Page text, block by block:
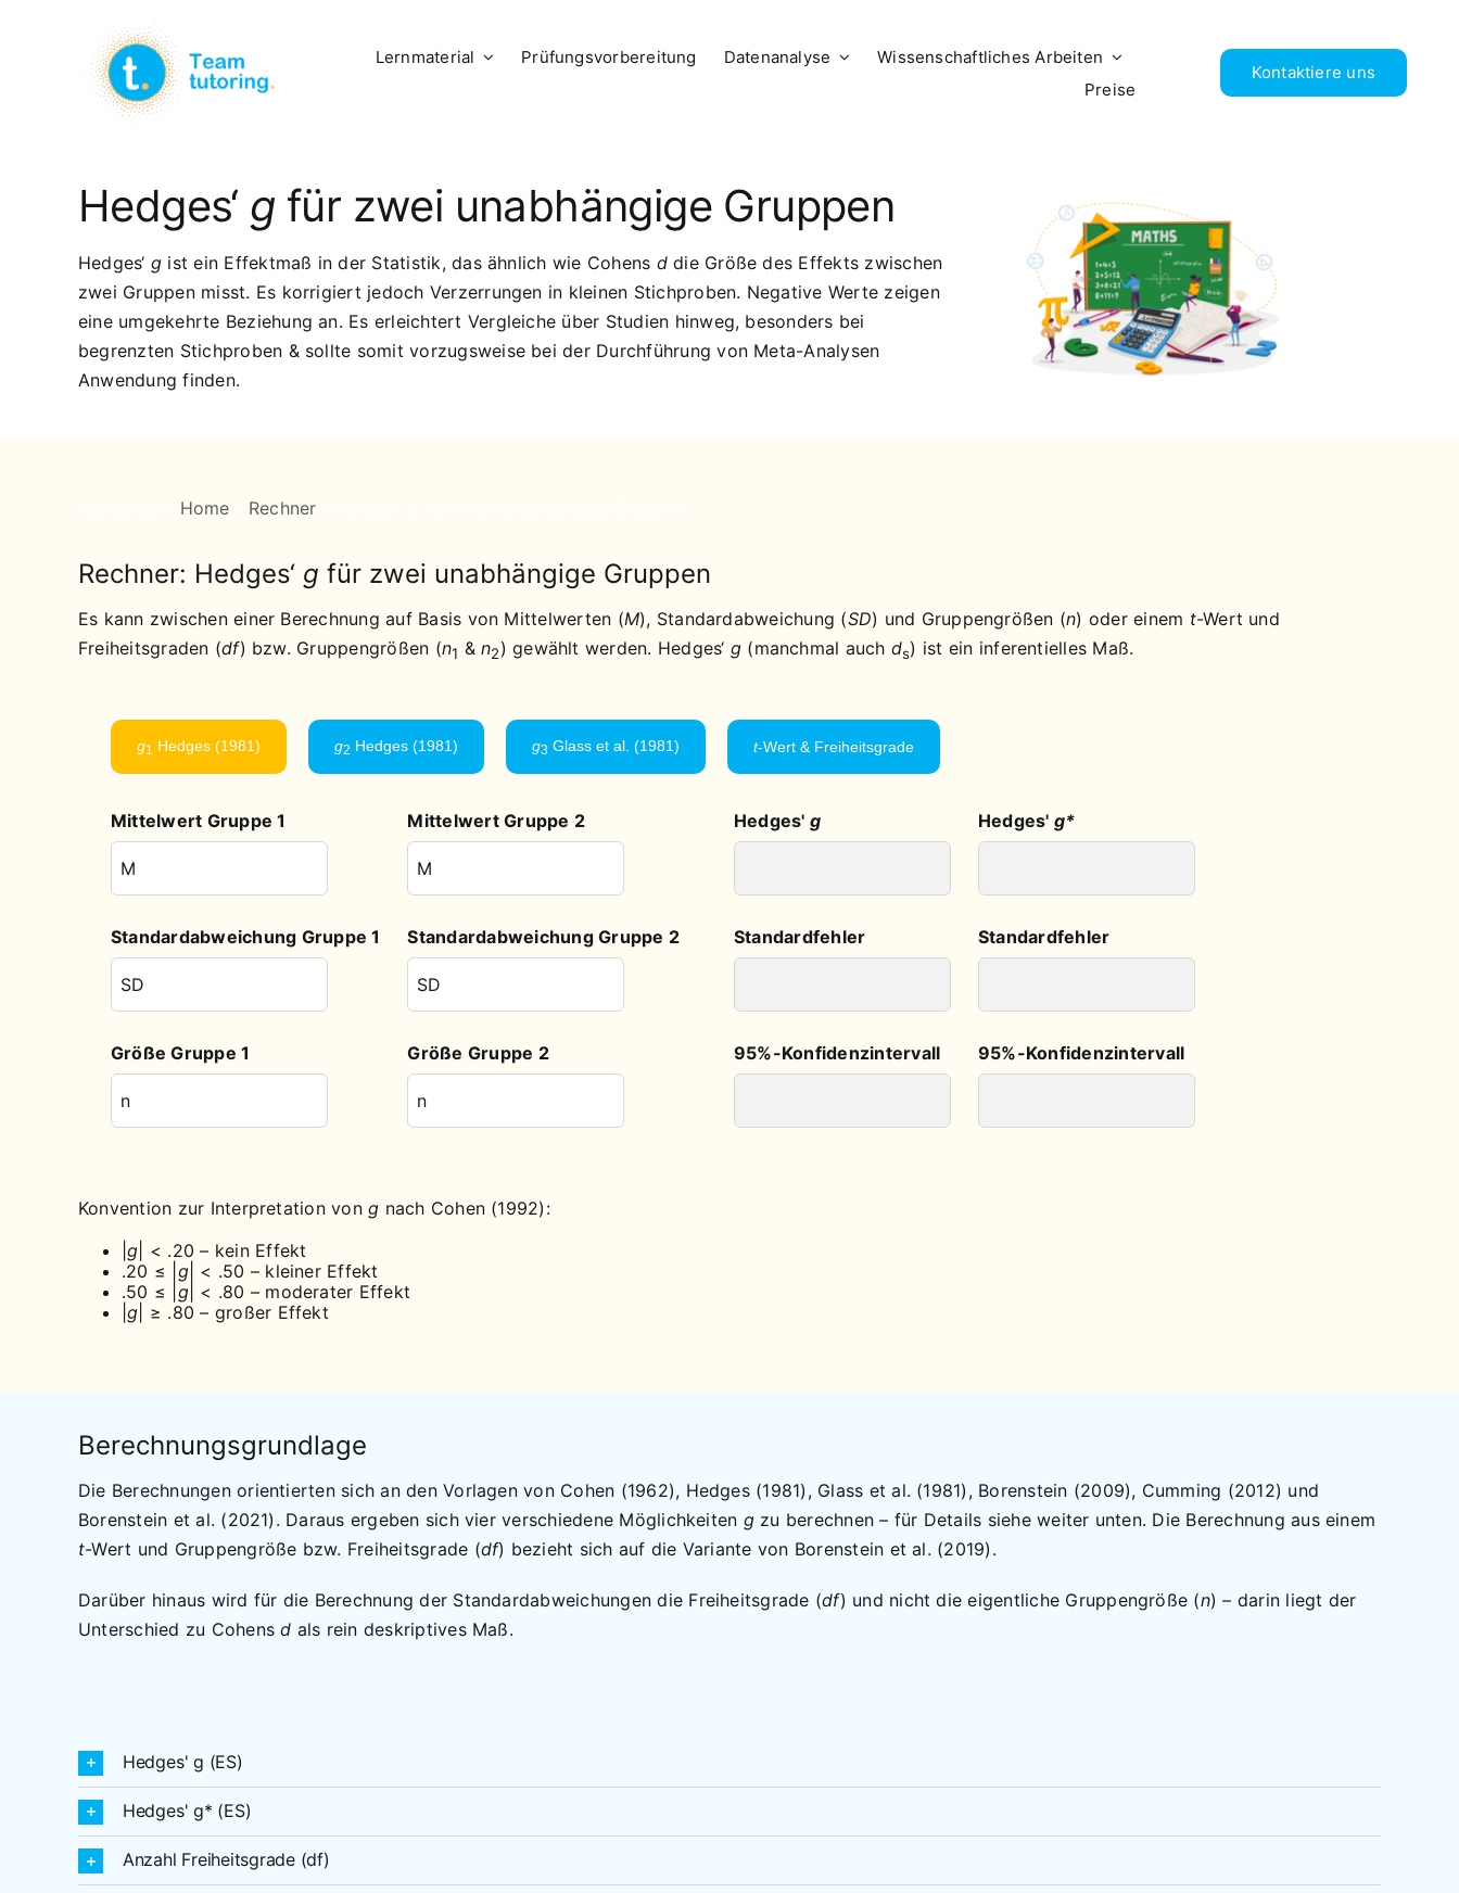
Lernmaterial Prüfungsvorbereitung Datenanalyse
Wissenschaftliches Arbeiten
Preise
Kontaktiere uns
Hedges‘ g für zwei unabhängige Gruppen
Hedges‘ g ist ein Effektmaß in der Statistik, das ähnlich wie Cohens ddie Größe des Effekts zwischen
zwei Gruppen misst. Es korrigiert jedoch Verzerrungen in kleinen Stichproben. Negative Werte zeigen
eine umgekehrte Beziehung an. Es erleichtert Vergleiche über Studien hinweg, besonders bei
begrenzten Stichproben & sollte somit vorzugsweise bei der Durchführung von Meta-Analysen
Anwendung finden.
Home Rechner
Rechner: Hedges‘ g für zwei unabhängige Gruppen
Es kann zwischen einer Berechnung auf Basis von Mittelwerten (M), Standardabweichung (SD) und Gruppengrößen (n) oder einem t-Wert und
Freiheitsgraden (df) bzw. Gruppengrößen (n1 &n2) gewählt werden. Hedges‘ g (manchmal auch ds) ist ein inferentielles Maß.
g1 Hedges (1981) g2 Hedges (1981) g3 Glass et al. (1981) t-Wert & Freiheitsgrade
Mittelwert Gruppe 1
Standardabweichung Gruppe 1
Größe Gruppe 1
Mittelwert Gruppe 2
Standardabweichung Gruppe 2
Größe Gruppe 2
Hedges' g
Standardfehler
95%-Konfidenzintervall
Hedges' g*
Standardfehler
95%-Konfidenzintervall
Konvention zur Interpretation vong nach Cohen (1992):
|g | < .20 – kein Effekt
.20 ≤ | g| < .50 – kleiner Effekt
.50 ≤ | g| < .80 – moderater Effekt
|g | ≥ .80 – großer Effekt
Berechnungsgrundlage
Die Berechnungen orientierten sich an den Vorlagen von Cohen (1962), Hedges (1981), Glass et al. (1981), Borenstein (2009), Cumming (2012) und
Borenstein et al. (2021). Daraus ergeben sich vier verschiedene Möglichkeiten gzu berechnen – für Details siehe weiter unten. Die Berechnung aus einem
t-Wert und Gruppengröße bzw. Freiheitsgrade (df) bezieht sich auf die Variante von Borenstein et al. (2019).
Darüber hinaus wird für die Berechnung der Standardabweichungen die Freiheitsgrade (df) und nicht die eigentliche Gruppengröße (n) – darin liegt der
Unterschied zu Cohensd als rein deskriptives Maß.
Hedges' g (ES)
Hedges' g* (ES)
Anzahl Freiheitsgrade (df)